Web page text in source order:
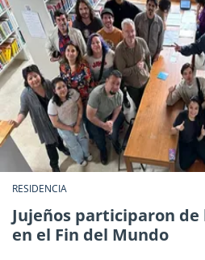
RESIDENCIA
Jujeños participaron de
en el Fin del Mundo